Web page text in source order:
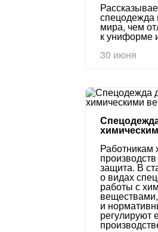
спецодежда
мира, чем
к униформе
30 июня
Работникам
защита. В
о видах
работы с
и
регулируют